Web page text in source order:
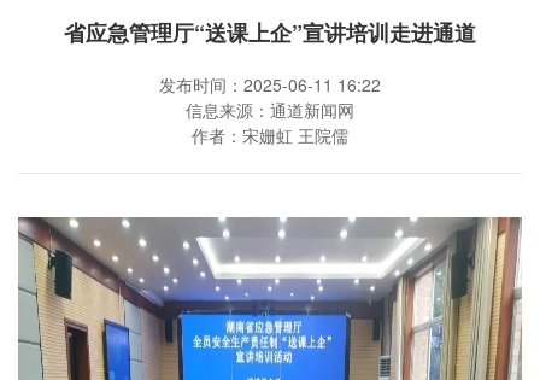
省应急管理厅“送课上企”宣讲培训走进通道
发布时间：2025-06-11 16:22
信息来源：通道新闻网
作者：宋姗虹 王院儒